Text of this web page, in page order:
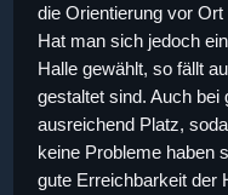
die Orientierung vor
Hat man sich jedoch
Halle gewählt, so fällt
gestaltet sind. Auch
ausreichend Platz,
keine Probleme haben
gute Erreichbarkeit der